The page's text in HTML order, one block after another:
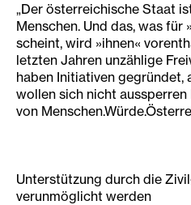
„Der österreichische Staat
Menschen. Und das, was für
scheint, wird »ihnen«
letzten Jahren unzählige
haben Initiativen gegründet,
wollen sich nicht aussperren
von
Unterstützung durch die
verunmöglicht werden